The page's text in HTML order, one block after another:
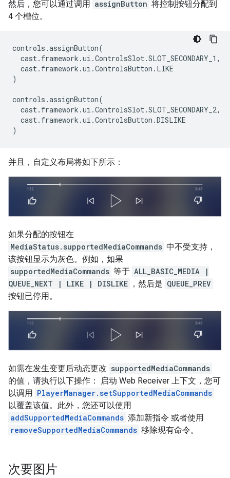
然后，您可以通过调用 assignButton 将控制按钮分配到
4 个槽位。
controls .assignButton(
cast. framework .ui .ControlsSlot.SLOT_SECONDARY_1 ,
cast. framework .ui .ControlsButton . LIKE
)
controls .assignButton(
cast. framework .ui .ControlsSlot.SLOT_SECONDARY_2,
cast. framework .ui .ControlsButton .DISLIKE
)
并且，自定义布局将如下所示：
如果分配的按钮在
MediaStatus.supportedMediaCommands 中不受支持，
该按钮显示为灰色。例如，如果
supportedMediaCommands 等于 ALL_BASIC_MEDIA |
QUEUE_NEXT | LIKE | DISLIKE ，然后是 QUEUE_PREV
按钮已停用。
如需在发生变更后动态更改 supportedMediaCommands
的值，请执行以下操作： 启动 Web Receiver 上下文，您可
以调用
PlayerManager.setSupportedMediaCommands
以覆盖该值。此外，您还可以使用
addSupportedMediaCommands 添加新指令 或者使用
removeSupportedMediaCommands 移除现有命令。
次要图片